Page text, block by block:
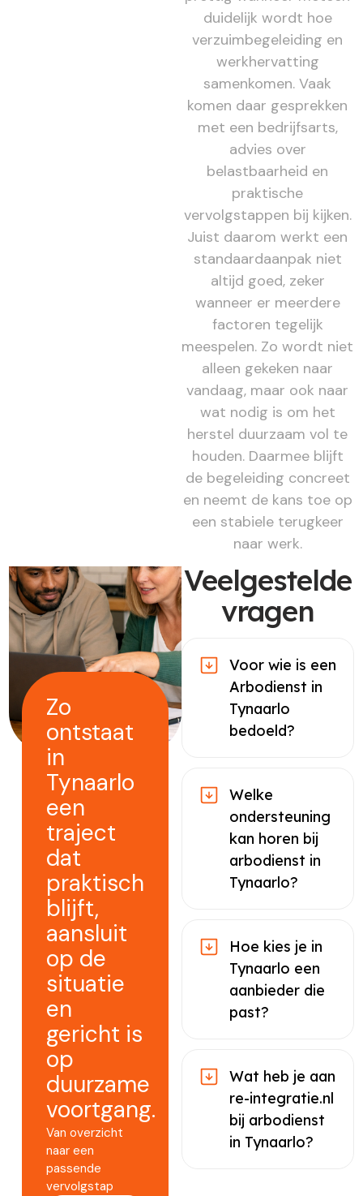
duidelijk wordt hoe
verzuimbegeleiding en
werkhervatting
samenkomen. Vaak
komen daar gesprekken
met een bedrijfsarts,
advies over
belastbaarheid en
praktische
vervolgstappen bij kijken.
Juist daarom werkt een
standaardaanpak niet
altijd goed, zeker
wanneer er meerdere
factoren tegelijk
meespelen. Zo wordt niet
alleen gekeken naar
vandaag, maar ook naar
wat nodig is om het
herstel duurzaam vol te
houden. Daarmee blijft
de begeleiding concreet
en neemt de kans toe op
een stabiele terugkeer
naar werk.
Zo
ontstaat
in
Tynaarlo
een
traject
dat
praktisch
blijft,
aansluit
op de
situatie
en
gericht is
op
duurzame
voortgang.
Van overzicht
naar een
passende
vervolgstap
Veelgestelde
vragen
Voor wie is een
Arbodienst in
Tynaarlo
bedoeld?
Welke
ondersteuning
kan horen bij
arbodienst in
Tynaarlo?
Hoe kies je in
Tynaarlo een
aanbieder die
past?
Wat heb je aan
re-integratie.nl
bij arbodienst
in Tynaarlo?